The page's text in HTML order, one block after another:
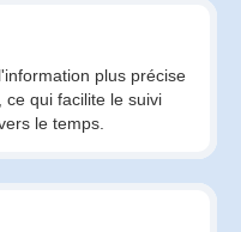
plus précise
qui facilite le suivi
le temps.